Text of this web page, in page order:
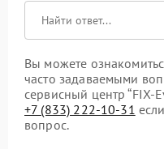
Вы можете
часто задаваемыми
сервисный центр “FIX-
+7 (833) 222-10-31
вопрос.